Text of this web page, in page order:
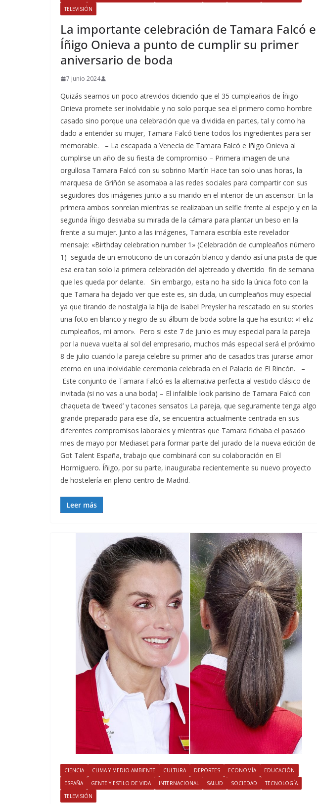
TELEVISIÓN
​La importante celebración de Tamara Falcó e
Íñigo Onieva a punto de cumplir su primer
aniversario de boda
7 junio 2024
Quizás seamos un poco atrevidos diciendo que el 35 cumpleaños de Íñigo
Onieva promete ser inolvidable y no solo porque sea el primero como hombre
casado sino porque una celebración que va dividida en partes, tal y como ha
dado a entender su mujer, Tamara Falcó tiene todos los ingredientes para ser
memorable. – La escapada a Venecia de Tamara Falcó e Iñigo Onieva al
cumplirse un año de su fiesta de compromiso – Primera imagen de una
orgullosa Tamara Falcó con su sobrino Martín Hace tan solo unas horas, la
marquesa de Griñón se asomaba a las redes sociales para compartir con sus
seguidores dos imágenes junto a su marido en el interior de un ascensor. En la
primera ambos sonreían mientras se realizaban un selfie frente al espejo y en la
segunda Íñigo desviaba su mirada de la cámara para plantar un beso en la
frente a su mujer. Junto a las imágenes, Tamara escribía este revelador
mensaje: «Birthday celebration number 1» (Celebración de cumpleaños número
1) seguida de un emoticono de un corazón blanco y dando así una pista de que
esa era tan solo la primera celebración del ajetreado y divertido fin de semana
que les queda por delante. Sin embargo, esta no ha sido la única foto con la
que Tamara ha dejado ver que este es, sin duda, un cumpleaños muy especial
ya que tirando de nostalgia la hija de Isabel Preysler ha rescatado en su stories
una foto en blanco y negro de su álbum de boda sobre la que ha escrito: «Feliz
cumpleaños, mi amor». Pero si este 7 de junio es muy especial para la pareja
por la nueva vuelta al sol del empresario, muchos más especial será el próximo
8 de julio cuando la pareja celebre su primer año de casados tras jurarse amor
eterno en una inolvidable ceremonia celebrada en el Palacio de El Rincón. –
Este conjunto de Tamara Falcó es la alternativa perfecta al vestido clásico de
invitada (si no vas a una boda) – El infalible look parisino de Tamara Falcó con
chaqueta de ‘tweed’ y tacones sensatos La pareja, que seguramente tenga algo
grande preparado para ese día, se encuentra actualmente centrada en sus
diferentes compromisos laborales y mientras que Tamara fichaba el pasado
mes de mayo por Mediaset para formar parte del jurado de la nueva edición de
Got Talent España, trabajo que combinará con su colaboración en El
Hormiguero. Íñigo, por su parte, inauguraba recientemente su nuevo proyecto
de hostelería en pleno centro de Madrid.
Leer más
CIENCIA CLIMA Y MEDIO AMBIENTE CULTURA DEPORTES ECONOMÍA
EDUCACIÓN
ESPAÑA
GENTE Y ESTILO DE VIDA INTERNACIONAL SALUD SOCIEDAD
TECNOLOGÍA
TELEVISIÓN